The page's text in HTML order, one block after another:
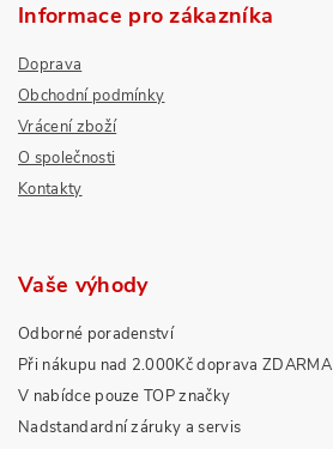
Informace pro zákazníka
Doprava
Obchodní podmínky
Vrácení zboží
O společnosti
Kontakty
Vaše výhody
Odborné poradenství
Při nákupu nad 2.000Kč doprava ZDARMA
V nabídce pouze TOP značky
Nadstandardní záruky a servis